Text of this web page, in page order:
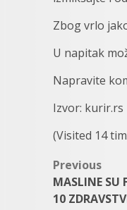
Zbog vrlo
U napitak
Napravite
Izvor: kurir.rs
(Visited 14
Post
Previous
MASLINE SU
10